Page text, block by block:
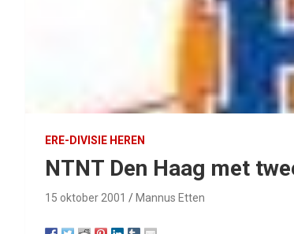
ERE-DIVISIE HEREN
NTNT Den Haag met
15 oktober 2001 Mannus Etten